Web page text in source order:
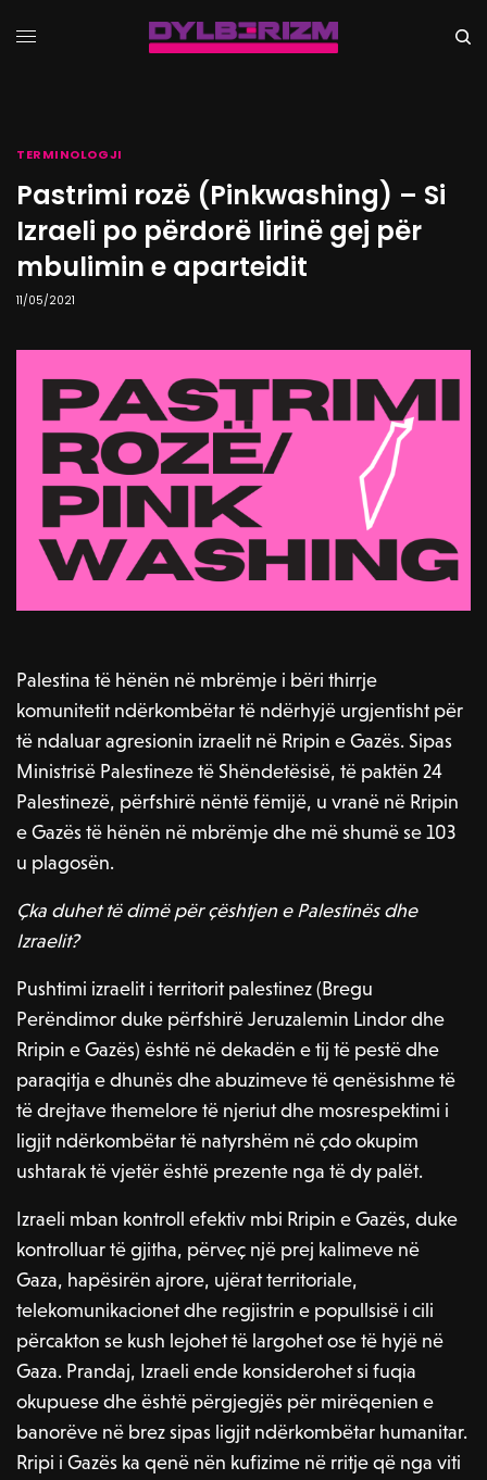
TERMINOLOGJI
Pastrimi rozë (Pinkwashing) – Si
Izraeli po përdorë lirinë gej për
mbulimin e aparteidit
11/05/2021
Palestina të hënën në mbrëmje i bëri thirrje
komunitetit ndërkombëtar të ndërhyjë urgjentisht për
të ndaluar agresionin izraelit në Rripin e Gazës. Sipas
Ministrisë Palestineze të Shëndetësisë, të paktën 24
Palestinezë, përfshirë nëntë fëmijë, u vranë në Rripin
e Gazës të hënën në mbrëmje dhe më shumë se 103
u plagosën.
Çka duhet të dimë për çështjen e Palestinës dhe
Izraelit?
Pushtimi izraelit i territorit palestinez (Bregu
Perëndimor duke përfshirë Jeruzalemin Lindor dhe
Rripin e Gazës) është në dekadën e tij të pestë dhe
paraqitja e dhunës dhe abuzimeve të qenësishme të
të drejtave themelore të njeriut dhe mosrespektimi i
ligjit ndërkombëtar të natyrshëm në çdo okupim
ushtarak të vjetër është prezente nga të dy palët.
Izraeli mban kontroll efektiv mbi Rripin e Gazës, duke
kontrolluar të gjitha, përveç një prej kalimeve në
Gaza, hapësirën ajrore, ujërat territoriale,
telekomunikacionet dhe regjistrin e popullsisë i cili
përcakton se kush lejohet të largohet ose të hyjë në
Gaza. Prandaj, Izraeli ende konsiderohet si fuqia
okupuese dhe është përgjegjës për mirëqenien e
banorëve në brez sipas ligjit ndërkombëtar humanitar.
Rripi i Gazës ka qenë nën kufizime në rritje që nga viti